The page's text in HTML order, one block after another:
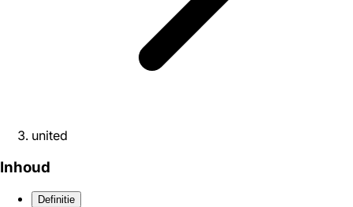
united
Inhoud
Definitie